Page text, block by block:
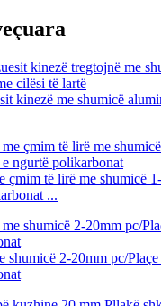
kinezë me shumicë
çmim të lirë me shumicë
...
shumicë 2-20mm pc/